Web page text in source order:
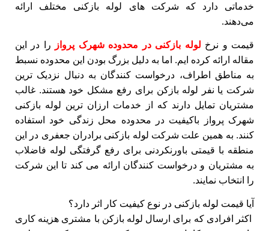
خدماتی دارد که شرکت های لوله بازکنی مختلف ارائه
می‌دهند.
قیمت و نرخلوله بازکنی در محدوده شهرک پروازرا در این
مقاله ارائه کرده ایم. اما به دلیل بزرگ بودن این محدوده نسبط
به مناطق اطراف، درخواست کنندگان به دنبال نزدیک ترین
شرکت یا نفر لوله بازکن برای رفع مشکل خود هستند. غالب
مشتریان تمایل دارند که از خدمات ارزان ترین لوله بازکنی
شهرک پرواز باکیفیت در محدوده محل زندگی خود استفاده
کنند. به همین علت شرکت لوله بازکنی برادران جعفری در این
منطقه با قیمتی باورنکردنی برای رفع گرفتگی لوله فاضلاب
به مشتریان و درخواست کنندگان ارائه می کند تا این شرکت
را انتخاب نمایند.
آیا قیمت لوله بازکنی در نوع کیفیت کار اثر دارد؟
اکثر افرادی که برای ارسال لوله بازکن با مشتری هزینه کاری